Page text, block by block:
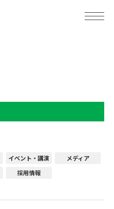
イベント・講演
メディア
採用情報